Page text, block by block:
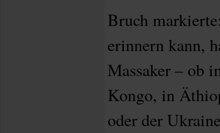
Bruch
erinnern kann,
Massaker – ob
Kongo, in
oder der